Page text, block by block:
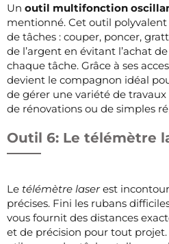
Un outil multifonction
mentionné. Cet outil
de tâches : couper, poncer,
de l’argent en évitant l’achat
chaque tâche. Grâce à ses
devient le compagnon idéal
de gérer une variété de travaux
de rénovations ou de simples
Outil 6: Le télémètre
Le télémètre laserest
précises. Fini les rubans
vous fournit des distances
et de précision pour tout